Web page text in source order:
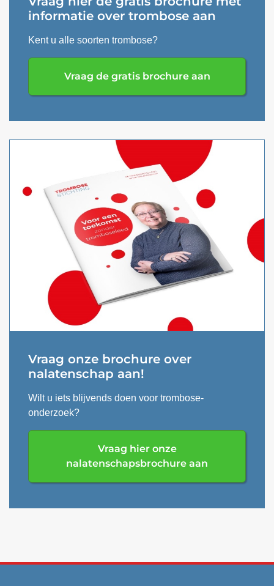
informatie over trombose aan
Kent u alle soorten trombose?
Vraag de gratis brochure aan
Vraag onze brochure over
nalatenschap aan!
Wilt u iets blijvends doen voor trombose-
onderzoek?
Vraag hier onze
nalatenschapsbrochure aan